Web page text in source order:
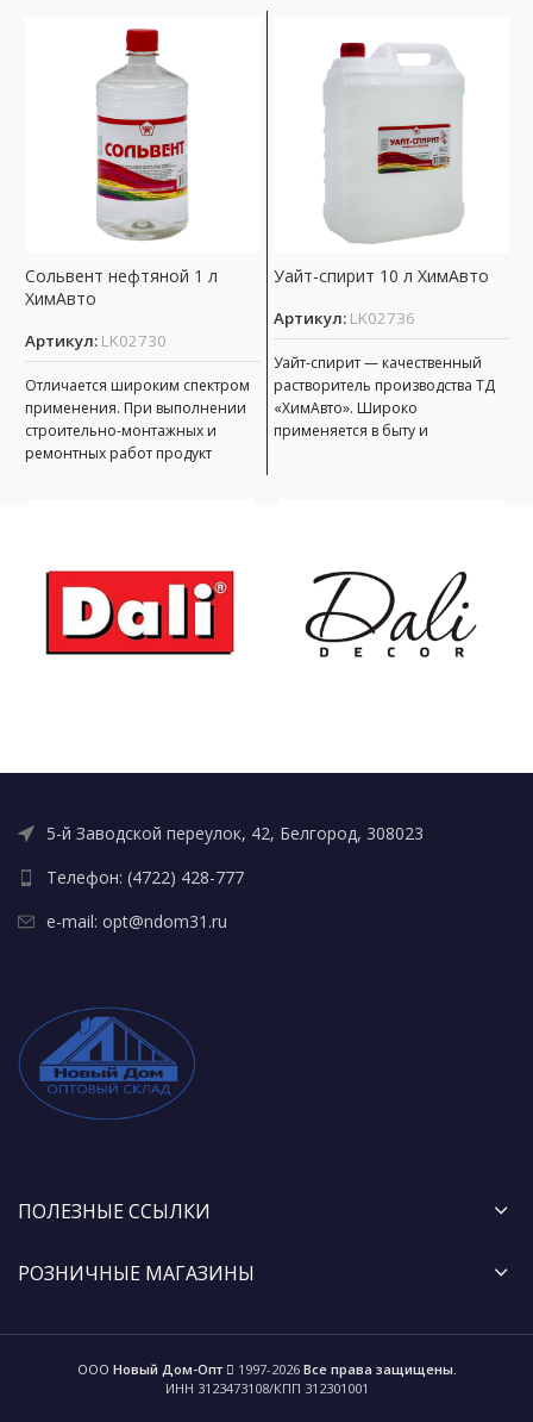
Сольвент нефтяной 1 л
ХимАвто
Артикул: LK02730
Отличается широким спектром
применения. При выполнении
строительно-монтажных и
ремонтных работ продукт
Уайт-спирит 10 л ХимАвто
Артикул: LK02736
Уайт-спирит — качественный
растворитель производства ТД
«ХимАвто». Широко
применяется в быту и
5-й Заводской переулок, 42, Белгород, 308023
Телефон: (4722) 428-777
e-mail: opt@ndom31.ru
ПОЛЕЗНЫЕ ССЫЛКИ
РОЗНИЧНЫЕ МАГАЗИНЫ
ООО Новый Дом-Опт 1997-2026 Все права защищены.
ИНН 3123473108/КПП 312301001